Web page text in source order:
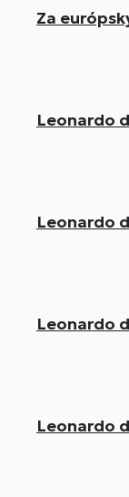
Za
Leonardo
Leonardo
Leonardo
Leonardo